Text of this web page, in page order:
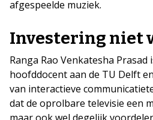
afgespeelde muziek.
Investering niet
Ranga Rao Venkatesha
hoofddocent aan de TU Delft
van interactieve
dat de oprolbare televisie een